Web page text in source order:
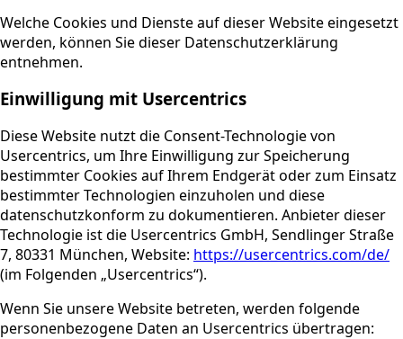
Welche Cookies und Dienste auf dieser Website eingesetzt
werden, können Sie dieser Datenschutzerklärung
entnehmen.
Einwilligung mit Usercentrics
Diese Website nutzt die Consent-Technologie von
Usercentrics, um Ihre Einwilligung zur Speicherung
bestimmter Cookies auf Ihrem Endgerät oder zum Einsatz
bestimmter Technologien einzuholen und diese
datenschutzkonform zu dokumentieren. Anbieter dieser
Technologie ist die Usercentrics GmbH, Sendlinger Straße
7, 80331 München, Website: https://usercentrics.com/de/
(im Folgenden „Usercentrics“).
Wenn Sie unsere Website betreten, werden folgende
personenbezogene Daten an Usercentrics übertragen: